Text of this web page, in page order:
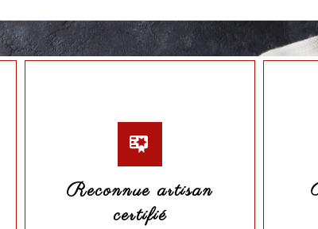
Reconnue artisan
certifié